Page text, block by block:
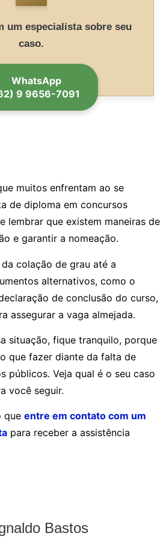
um especialista sobre seu
caso.
WhatsApp
9 9656-7091
muitos enfrentam ao se
de diploma em concursos
lembrar que existem maneiras de
e garantir a nomeação.
colação de grau até a
alternativos, como o
de conclusão do curso,
assegurar a vaga almejada.
situação, fique tranquilo, porque
que fazer diante da falta de
públicos. Veja qual é o seu caso
você seguir.
que entre em contato com um
para receber a assistência
Bastos